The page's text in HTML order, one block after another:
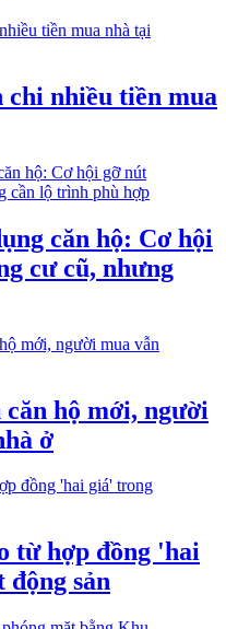
nhiều tiền mua
căn hộ: Cơ hội
cư cũ, nhưng
hộ mới, người
ở
từ hợp đồng 'hai
sản